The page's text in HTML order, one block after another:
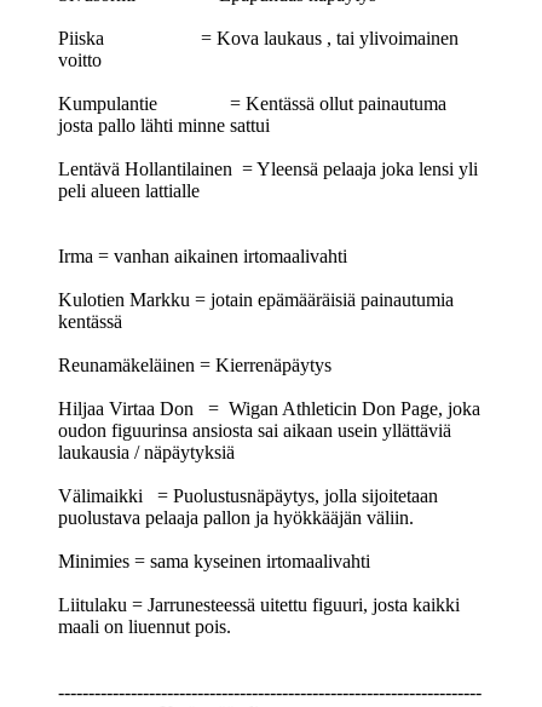
Piiska = Kova laukaus , tai ylivoimainen
voitto
Kumpulantie = Kentässä ollut painautuma
josta pallo lähti minne sattui
Lentävä Hollantilainen = Yleensä pelaaja joka lensi yli
peli alueen lattialle
Irma = vanhan aikainen irtomaalivahti
Kulotien Markku = jotain epämääräisiä painautumia
kentässä
Reunamäkeläinen = Kierrenäpäytys
Hiljaa Virtaa Don = Wigan Athleticin Don Page, joka
oudon figuurinsa ansiosta sai aikaan usein yllättäviä
laukausia / näpäytyksiä
Välimaikki = Puolustusnäpäytys, jolla sijoitetaan
puolustava pelaaja pallon ja hyökkääjän väliin.
Minimies = sama kyseinen irtomaalivahti
Liitulaku = Jarrunesteessä uitettu figuuri, josta kaikki
maali on liuennut pois.
----------------------------------------------------------------------